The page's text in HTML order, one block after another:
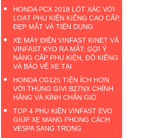
HONDA PCX 2018 LỘT XÁC VỚI
LOẠT PHỤ KIỆN KIỂNG CAO CẤP,
ĐẸP MẮT VÀ TIỆN DỤNG
XE MÁY ĐIỆN VINFAST KINET VÀ
VINFAST KYO RA MẮT: GỢI Ý
NÂNG CẤP PHỤ KIỆN, ĐỘ KIỂNG
VÀ BẢO VỆ XE TẠI
HONDA CG125 TIỆN ÍCH HƠN
VỚI THÙNG GIVI B27NX CHÍNH
HÃNG VÀ KÍNH CHẮN GIÓ
TOP 4 PHỤ KIỆN VINFAST EVO
GIÚP XE MANG PHONG CÁCH
VESPA SANG TRỌNG